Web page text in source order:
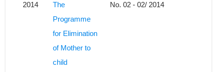
2014
The
Programme
for Elimination
of Mother to
child
No. 02 - 02/ 2014